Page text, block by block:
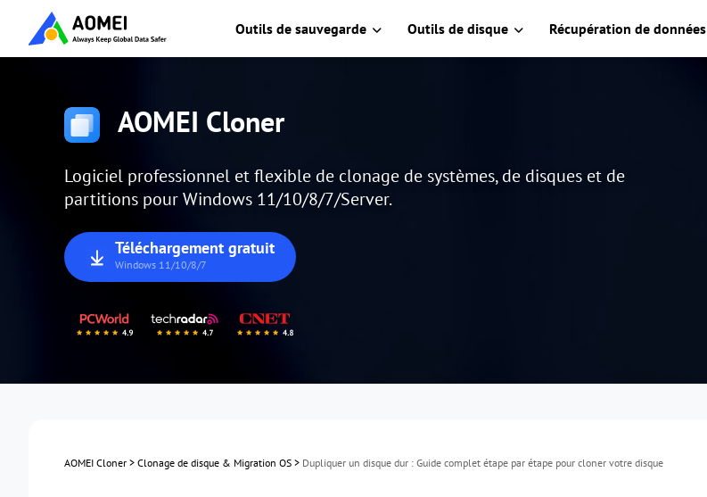
Outils de sauvegarde Outils de disque Récupération de données
AOMEI Cloner
Logiciel professionnel et flexible de clonage de systèmes, de disques et de
partitions pour Windows 11/10/8/7/Server.
Téléchargement gratuit
Windows 11/10/8/7
AOMEI Cloner > Clonage de disque & Migration OS > Dupliquer un disque dur : Guide complet étape par étape pour cloner votre disque